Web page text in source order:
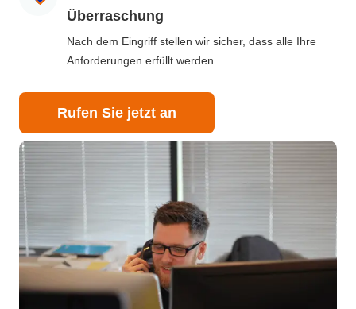
Überraschung
Nach dem Eingriff stellen wir sicher, dass alle Ihre
Anforderungen erfüllt werden.
Rufen Sie jetzt an